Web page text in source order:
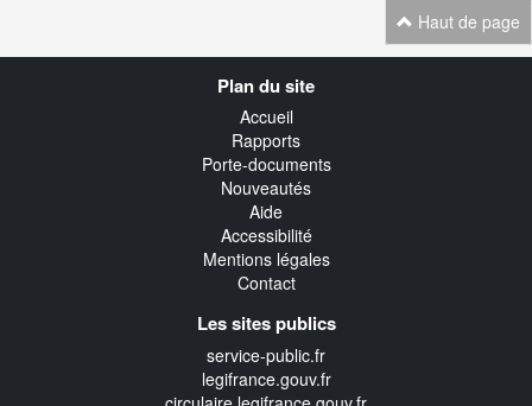
Haut de page
Plan du site
Accueil
Rapports
Porte-documents
Nouveautés
Aide
Accessibilité
Mentions légales
Contact
Les sites publics
service-public.fr
legifrance.gouv.fr